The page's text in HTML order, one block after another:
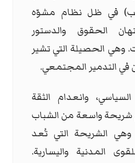
في ظل نظام مشوّه
الحقوق والدستور
وهي الحصيلة التي تشير
في التدمير المجتمعي.
وانعدام الثقة
شريحة واسعة من الشباب
وهي الشريحة التي تُعد
المدنية واليسارية.